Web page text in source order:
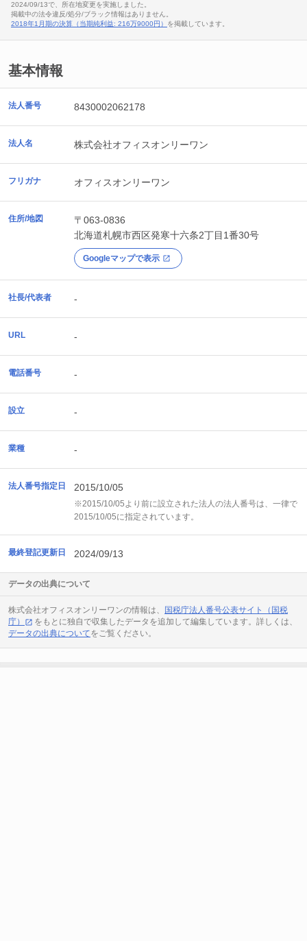
2024/09/13で、所在地変更を実施しました。
掲載中の法令違反/処分/ブラック情報はありません。
2018年1月期の決算（当期純利益: 216万9000円） を掲載しています。
基本情報
法人番号 8430002062178
法人名 株式会社オフィスオンリーワン
フリガナ オフィスオンリーワン
住所/地図
〒063-0836
北海道札幌市西区発寒十六条2丁目1番30号
Googleマップで表示
社長/代表者 -
URL -
電話番号 -
設立 -
業種 -
法人番号指定日 2015/10/05
※2015/10/05より前に設立された法人の法人番号は、一律で
2015/10/05に指定されています。
最終登記更新日 2024/09/13
データの出典について
株式会社オフィスオンリーワンの情報は、
国税庁法人番号公表サイト（国税
庁）
をもとに独自で収集したデータを追加して編集しています。詳しくは、
データの出典についてをご覧ください。